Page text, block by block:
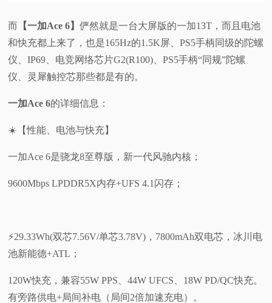
而 【一加Ace 6】俨然就是一台大屏版的一加13T，而且电池
和快充都上来了，也是165Hz的1.5K屏、PS5手柄同级的陀螺
仪、IP69、电竞网络芯片G2(R100)、PS5手柄“同规”陀螺
仪、灵犀触控芯那些都是有的。
一加Ace 6的详细信息：
☀️【性能、电池与快充】
一加Ace 6是骁龙8至尊版，新一代风驰内核；
9600Mbps LPDDR5X内存+UFS 4.1闪存；
⚡29.33Wh(双芯7.56V/单芯3.78V)，7800mAh双电芯，冰川电
池新能德+ATL；
120W快充，兼容55W PPS、44W UFCS、18W PD/QC快充。
有旁路供电+局间补电（局间2倍加速充电）。